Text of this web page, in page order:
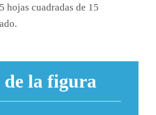
hojas cuadradas de 15
de la figura